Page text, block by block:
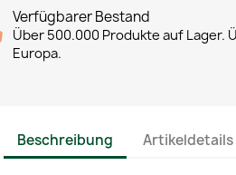
Verfügbarer Bestand
Über 500.000 Produkte auf Lager.
Europa.
Beschreibung Artikeldetails